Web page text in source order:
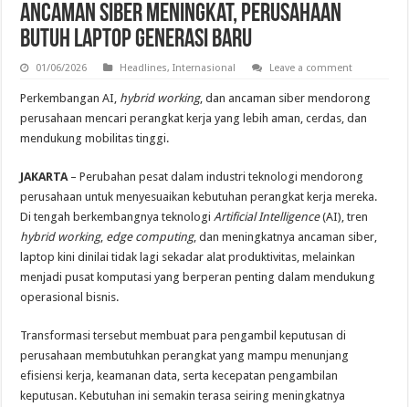
Ancaman Siber Meningkat, Perusahaan
Butuh Laptop Generasi Baru
01/06/2026 Headlines,Internasional Leave a comment
Perkembangan AI, hybrid working, dan ancaman siber mendorong
perusahaan mencari perangkat kerja yang lebih aman, cerdas, dan
mendukung mobilitas tinggi.
JAKARTA – Perubahan pesat dalam industri teknologi mendorong
perusahaan untuk menyesuaikan kebutuhan perangkat kerja mereka.
Di tengah berkembangnya teknologiArtificial Intelligence(AI), tren
hybrid working, edge computing, dan meningkatnya ancaman siber,
laptop kini dinilai tidak lagi sekadar alat produktivitas, melainkan
menjadi pusat komputasi yang berperan penting dalam mendukung
operasional bisnis.
Transformasi tersebut membuat para pengambil keputusan di
perusahaan membutuhkan perangkat yang mampu menunjang
efisiensi kerja, keamanan data, serta kecepatan pengambilan
keputusan. Kebutuhan ini semakin terasa seiring meningkatnya